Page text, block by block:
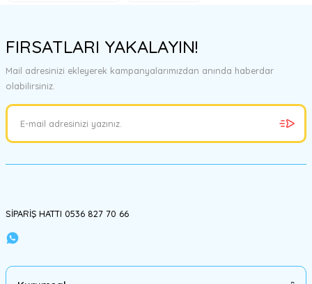
Ürün bilgilerinde hatalar bulunuyor.
Bu ürüne benzer farklı alternatifler olmalı.
FIRSATLARI YAKALAYIN!
Mail adresinizi ekleyerek kampanyalarımızdan anında haberdar
olabilirsiniz.
SİPARİŞ HATTI 0536 827 70 66